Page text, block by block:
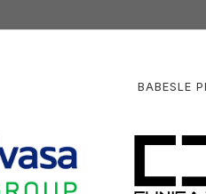
BABESLE